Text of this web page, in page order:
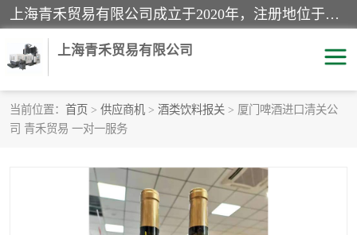
上海青禾贸易有限公司成立于2020年，注册地位于上海市宝山区。经营范围包括：机械设备、五金制品、劳防用品、电子产品、塑胶制品、家具、模具、纺织品、仪器仪表、建筑材料、装饰材料、化工产品、金属制品、机车配件等货物进出口报关、清关服务。
上海青禾贸易有限公司
当前位置： 首页 > 供应商机 > 酒类饮料报关 > 厦门啤酒进口清关公
司 青禾贸易 一对一服务
酒类饮料报关
进口退运报关 服装进口清关
进口杂货清关